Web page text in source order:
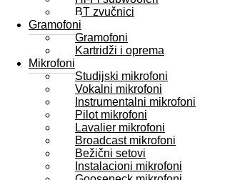
BT zvučnici
Gramofoni
Gramofoni
Kartridži i oprema
Mikrofoni
Studijski mikrofoni
Vokalni mikrofoni
Instrumentalni mikrofoni
Pilot mikrofoni
Lavalier mikrofoni
Broadcast mikrofoni
Bežični setovi
Instalacioni mikrofoni